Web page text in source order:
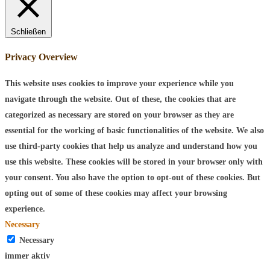
Schließen
Privacy Overview
This website uses cookies to improve your experience while you
navigate through the website. Out of these, the cookies that are
categorized as necessary are stored on your browser as they are
essential for the working of basic functionalities of the website. We also
use third-party cookies that help us analyze and understand how you
use this website. These cookies will be stored in your browser only with
your consent. You also have the option to opt-out of these cookies. But
opting out of some of these cookies may affect your browsing
experience.
Necessary
Necessary
immer aktiv